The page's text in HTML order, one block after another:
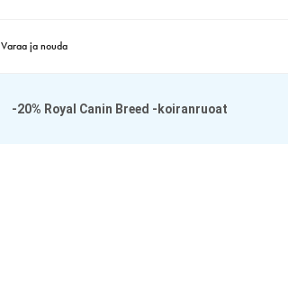
Varaa ja nouda
-20% Royal Canin Breed -koiranruoat